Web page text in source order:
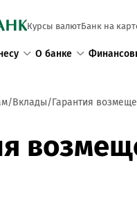
Курсы валютБанк на
О банке
Вклады Гарантия